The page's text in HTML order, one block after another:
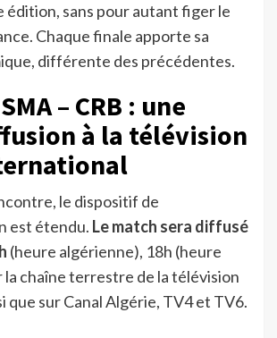
édition, sans pour autant figer le
Chaque finale apporte sa
différente des précédentes.
– CRB : une
à la télévision
le dispositif de
est étendu. Le match sera diffusé
(heure algérienne), 18h (heure
la chaîne terrestre de la télévision
que sur Canal Algérie, TV4 et TV6.